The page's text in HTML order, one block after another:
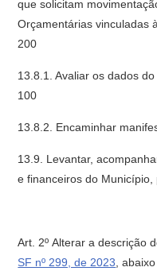
que solicitam
Orçamentárias vinculadas
200
13.8.1. Avaliar os dados
100
13.8.2. Encaminhar
13.9. Levantar,
e financeiros do Município,
Art. 2º Alterar a descrição
SF nº 299, de 2023 ,